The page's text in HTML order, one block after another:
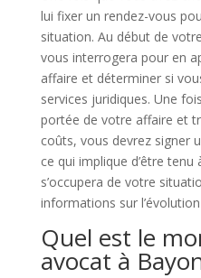
lui fixer un rendez-vous
situation. Au début de
vous interrogera pour en
affaire et déterminer si
services juridiques. Une
portée de votre affaire et
coûts, vous devrez signer
ce qui implique d’être tenu
s’occupera de votre
informations sur
Quel est le
avocat à